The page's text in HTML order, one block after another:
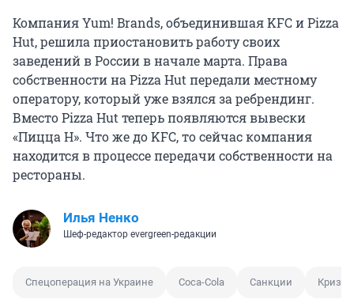
Компания Yum! Brands, объединившая KFC и Pizza
Hut, решила приостановить работу своих
заведений в России в начале марта. Права
собственности на Pizza Hut передали местному
оператору, который уже взялся за ребрендинг.
Вместо Pizza Hut теперь появляются вывески
«Пицца Н». Что же до KFC, то сейчас компания
находится в процессе передачи собственности на
рестораны.
Илья Ненко
Шеф-редактор evergreen-редакции
Спецоперация на Украине Coca-Cola Санкции Кризис